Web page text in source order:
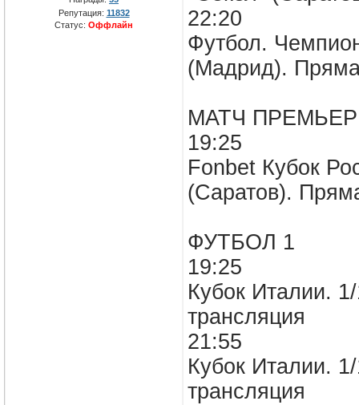
Репутация: 11832
Статус: Оффлайн
22:20
Футбол.
(Мадрид).
МАТЧ ПРЕМЬЕР
19:25
Fonbet Кубок
(Саратов).
ФУТБОЛ 1
19:25
Кубок Италии.
трансляция
21:55
Кубок Италии.
трансляция